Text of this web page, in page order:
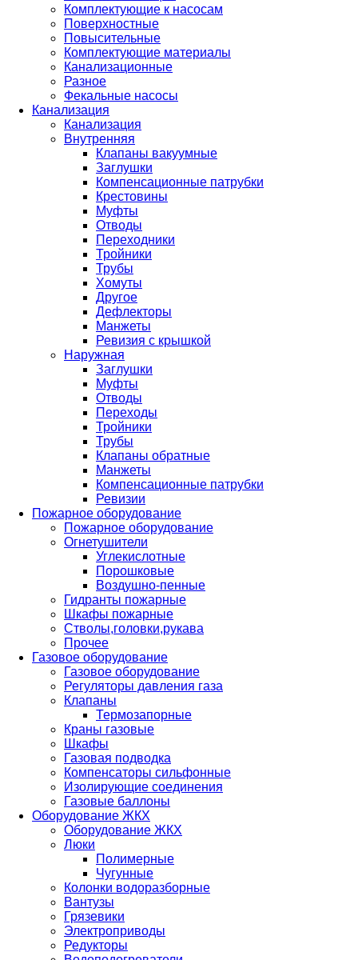
Комплектующие к насосам
Поверхностные
Повысительные
Комплектующие материалы
Канализационные
Разное
Фекальные насосы
Канализация
Канализация
Внутренняя
Клапаны вакуумные
Заглушки
Компенсационные патрубки
Крестовины
Муфты
Отводы
Переходники
Тройники
Трубы
Хомуты
Другое
Дефлекторы
Манжеты
Ревизия с крышкой
Наружная
Заглушки
Муфты
Отводы
Переходы
Тройники
Трубы
Клапаны обратные
Манжеты
Компенсационные патрубки
Ревизии
Пожарное оборудование
Пожарное оборудование
Огнетушители
Углекислотные
Порошковые
Воздушно-пенные
Гидранты пожарные
Шкафы пожарные
Стволы,головки,рукава
Прочее
Газовое оборудование
Газовое оборудование
Регуляторы давления газа
Клапаны
Термозапорные
Краны газовые
Шкафы
Газовая подводка
Компенсаторы сильфонные
Изолирующие соединения
Газовые баллоны
Оборудование ЖКХ
Оборудование ЖКХ
Люки
Полимерные
Чугунные
Колонки водоразборные
Вантузы
Грязевики
Электроприводы
Редукторы